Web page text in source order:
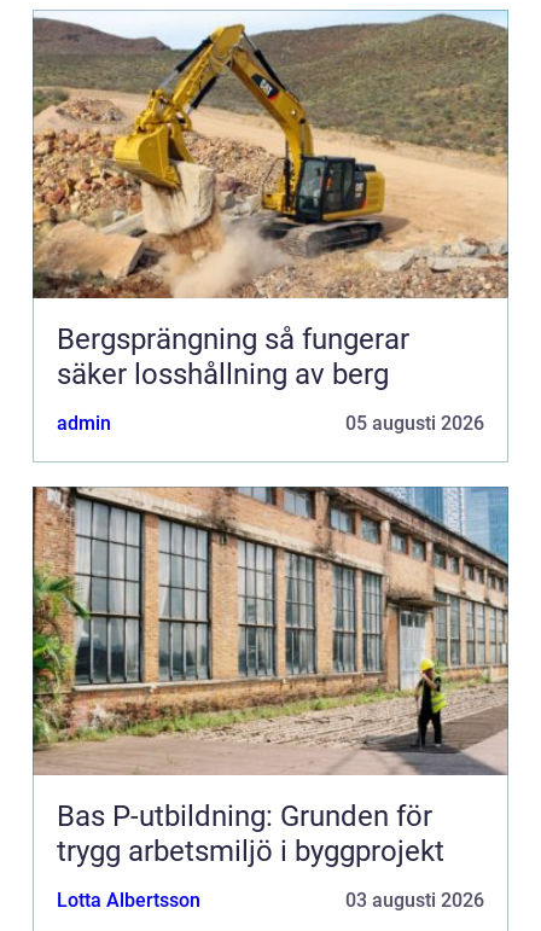
Bergsprängning så fungerar
säker losshållning av berg
admin 05 augusti 2026
Bas P-utbildning: Grunden för
trygg arbetsmiljö i byggprojekt
Lotta Albertsson 03 augusti 2026